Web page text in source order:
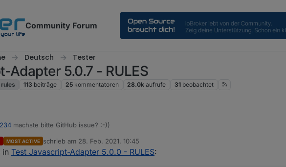
Community Forum
Deutsch Tester
Adapter 5.0.7 - RULES
rules 113 beiträge 25 kommentatoren 28.0k aufrufe 31 beobachtet
machste bitte GitHub issue? :-))
MOST ACTIVE schrieb am 28. Feb. 2021, 10:45
zuletzt editiert von
in Test Javascript-Adapter 5.0.0 - RULES: